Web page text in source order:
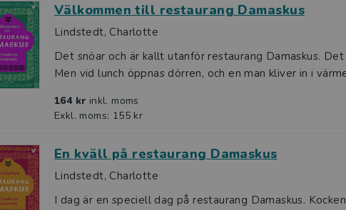
Välkommen till restaurang Damaskus
Lindstedt, Charlotte
Det snöar och är kallt utanför restaurang Damaskus.
Men vid lunch öppnas dörren, och en man kliver in i
164 kr inkl. moms
Exkl. moms: 155 kr
En kväll på restaurang Damaskus
Lindstedt, Charlotte
I dag är en speciell dag på restaurang Damaskus.